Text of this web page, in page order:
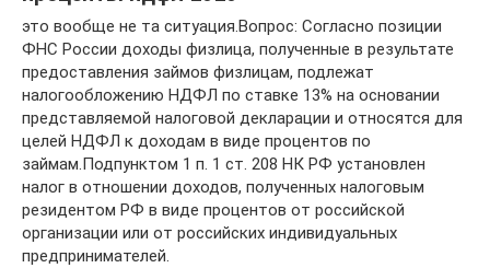
это вообще не та ситуация.Вопрос: Согласно позиции
ФНС России доходы физлица, полученные в результате
предоставления займов физлицам, подлежат
налогообложению НДФЛ по ставке 13% на основании
представляемой налоговой декларации и относятся для
целей НДФЛ к доходам в виде процентов по
займам.Подпунктом 1 п. 1 ст. 208 НК РФ установлен
налог в отношении доходов, полученных налоговым
резидентом РФ в виде процентов от российской
организации или от российских индивидуальных
предпринимателей.